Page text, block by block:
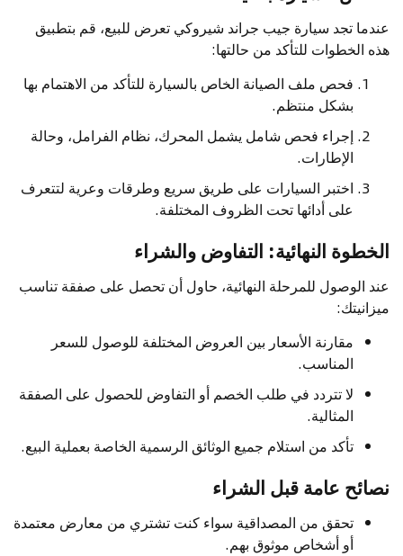
عندما تجد سيارة جيب جراند شيروكي تعرض للبيع، قم بتطبيق
هذه الخطوات للتأكد من حالتها:
فحص ملف الصيانة الخاص بالسيارة للتأكد من الاهتمام بها
بشكل منتظم.
إجراء فحص شامل يشمل المحرك، نظام الفرامل، وحالة
الإطارات.
اختبر السيارات على طريق سريع وطرقات وعرية لتتعرف
على أدائها تحت الظروف المختلفة.
الخطوة النهائية: التفاوض والشراء
عند الوصول للمرحلة النهائية، حاول أن تحصل على صفقة تناسب
ميزانيتك:
مقارنة الأسعار بين العروض المختلفة للوصول للسعر
المناسب.
لا تتردد في طلب الخصم أو التفاوض للحصول على الصفقة
المثالية.
تأكد من استلام جميع الوثائق الرسمية الخاصة بعملية البيع.
نصائح عامة قبل الشراء
تحقق من المصداقية سواء كنت تشتري من معارض معتمدة
أو أشخاص موثوق بهم.